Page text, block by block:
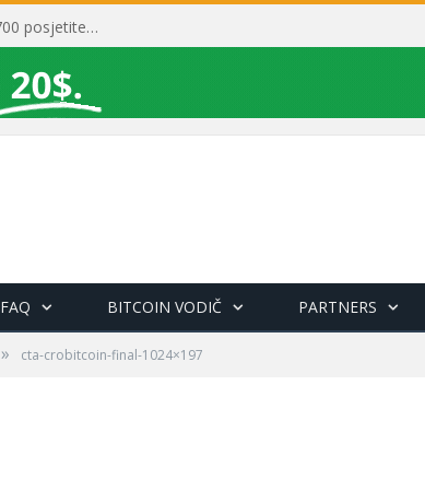
Toni Milun postao “milijarder”! Vrhunska predavanja i 1700 posjetitelja obilježili su mjesec financijske pismenosti
FAQ BITCOIN VODIČ PARTNERS
» cta-crobitcoin-final-1024×197